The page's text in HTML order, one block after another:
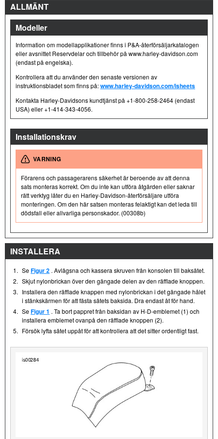
ALLMÄNT
Modeller
Information om modellapplikationer finns i P&A-återförsäljarkatalogen
eller avsnittet Reservdelar och tillbehör på www.harley-davidson.com
(endast på engelska).
Kontrollera att du använder den senaste versionen av
instruktionsbladet som finns på:www.harley-davidson.com/isheets
Kontakta Harley-Davidsons kundtjänst på +1-800-258-2464 (endast
USA) eller +1-414-343-4056.
Installationskrav
VARNING
Förarens och passagerarens säkerhet är beroende av att denna
sats monteras korrekt. Om du inte kan utföra åtgärden eller saknar
rätt verktyg låter du en Harley-Davidson-återförsäljare utföra
monteringen. Om den här satsen monteras felaktigt kan det leda till
dödsfall eller allvarliga personskador. (00308b)
INSTALLERA
1. SeFigur 2 . Avlägsna och kassera skruven från konsolen till baksätet.
2. Skjut nylonbrickan över den gängade delen av den räfflade knoppen.
3. Installera den räfflade knappen med nylonbrickan i det gängade hålet
i stänkskärmen för att fästa sätets baksida. Dra endast åt för hand.
4. SeFigur 1 . Ta bort pappret från baksidan av H-D-emblemet (1) och
installera emblemet ovanpå den räfflade knoppen (2).
5. Försök lyfta sätet uppåt för att kontrollera att det sitter ordentligt fast.